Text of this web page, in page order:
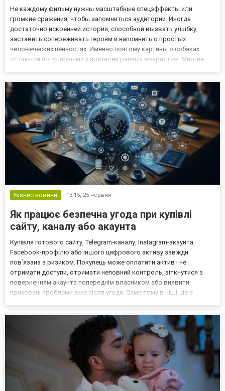
Не каждому фильму нужны масштабные спецэффекты или
громкие сражения, чтобы запомниться аудитории. Иногда
достаточно искренней истории, способной вызвать улыбку,
заставить сопереживать героям и напомнить о простых
человеческих ценностях. Именно поэтому картины о собаках
остаются популярными у зрителей разных возрастов. Многие
Истории о четвероно...
Бізнес новини 13:15, 25 червня
Як працює безпечна угода при купівлі
сайту, каналу або акаунта
Купівля готового сайту, Telegram-каналу, Instagram-акаунта,
Facebook-профілю або іншого цифрового активу завжди
пов’язана з ризиком. Покупець може оплатити актив і не
отримати доступи, отримати неповний контроль, зіткнутися з
поверненням акаунта попереднім власником або виявити
приховані проблеми вже після угоди. Саме тому в ніші, де є